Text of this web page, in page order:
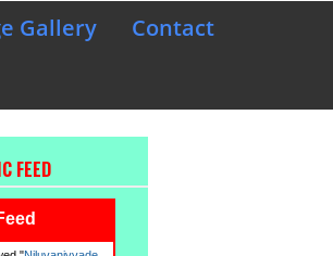
Gallery
Contact
FEED